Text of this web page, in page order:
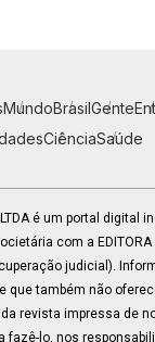
MundoBrasilGente
CiênciaSaúde
LTDA é um portal digital
com a EDITORA
judicial).
que também não
revista impressa de
fazê-lo, nos